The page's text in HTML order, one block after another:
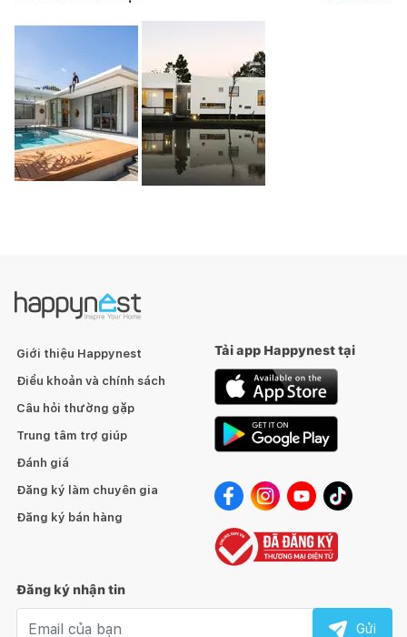
Giới thiệu Happynest
Điều khoản và chính sách
Câu hỏi thường gặp
Trung tâm trợ giúp
Đánh giá
Đăng ký làm chuyên gia
Đăng ký bán hàng
Tải app Happynest tại
Đăng ký nhận tin
Gửi